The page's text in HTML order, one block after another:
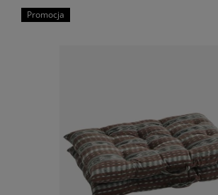
Promocja